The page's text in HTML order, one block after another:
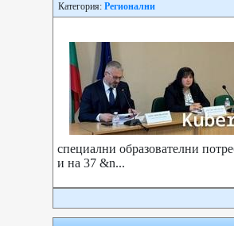
Категория: Регионални
специални образователни
и на 37 &n...